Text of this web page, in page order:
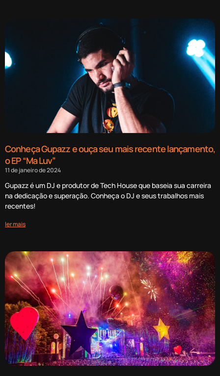
Conheça Gupazz e ouça seu mais recente lançamento,
o EP “Ma Luv”
11 de janeiro de 2024
Gupazz é um DJ e produtor de Tech House que baseia sua carreira
na dedicação e superação. Conheça o DJ e seus trabalhos mais
recentes!
ler mais